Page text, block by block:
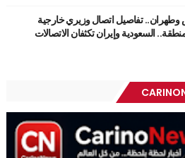
تفاصيل اتصال وزيري خارجية
السعودية وإيران تكثفان الاتصالات